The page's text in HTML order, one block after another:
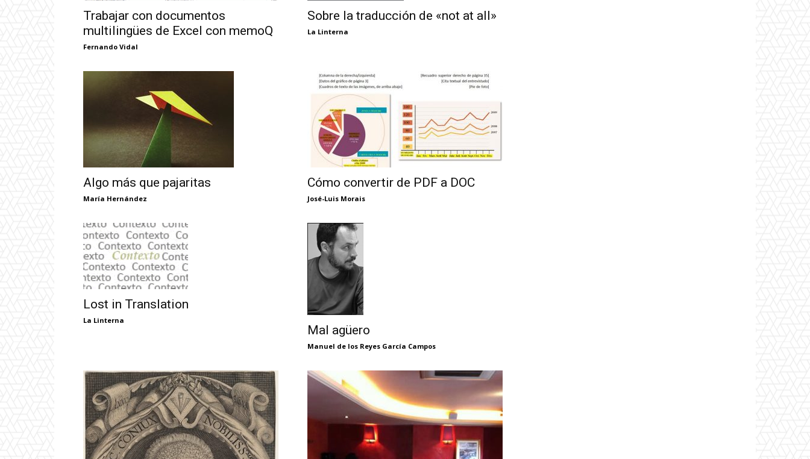
Trabajar con documentos
multilingües de Excel con memoQ
Fernando Vidal
Sobre la traducción de «not at all»
La Linterna
Algo más que pajaritas
María Hernández
Cómo convertir de PDF a DOC
José-Luis Morais
Lost in Translation
La Linterna
Mal agüero
Manuel de los Reyes García Campos